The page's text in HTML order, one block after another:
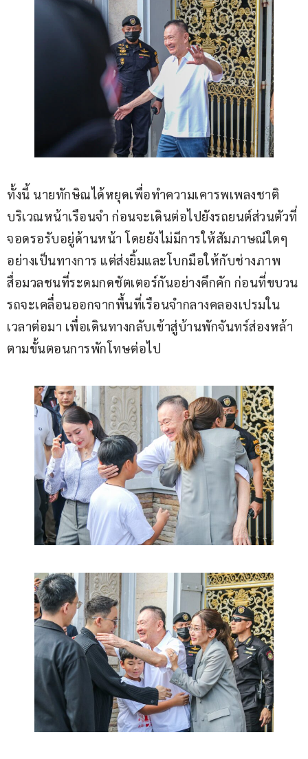
ทั้งนี้ นายทักษิณได้หยุดเพื่อทำความเคารพเพลงชาติ
บริเวณหน้าเรือนจำ ก่อนจะเดินต่อไปยังรถยนต์ส่วนตัวที่
จอดรอรับอยู่ด้านหน้า โดยยังไม่มีการให้สัมภาษณ์ใดๆ
อย่างเป็นทางการ แต่ส่งยิ้มและโบกมือให้กับช่างภาพ
สื่อมวลชนที่ระดมกดชัตเตอร์กันอย่างคึกคัก ก่อนที่ขบวน
รถจะเคลื่อนออกจากพื้นที่เรือนจำกลางคลองเปรมใน
เวลาต่อมา เพื่อเดินทางกลับเข้าสู่บ้านพักจันทร์ส่องหล้า
ตามขั้นตอนการพักโทษต่อไป